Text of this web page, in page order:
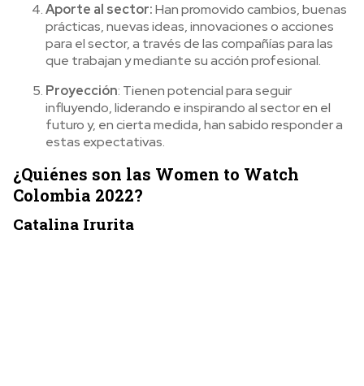
Aporte al sector:Han promovido cambios, buenas
prácticas, nuevas ideas, innovaciones o acciones
para el sector, a través de las compañías para las
que trabajan y mediante su acción profesional.
Proyección: Tienen potencial para seguir
influyendo, liderando e inspirando al sector en el
futuro y, en cierta medida, han sabido responder a
estas expectativas.
¿Quiénes son las Women to Watch
Colombia 2022?
Catalina Irurita